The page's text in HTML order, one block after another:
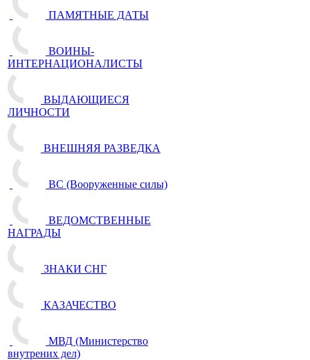
ПАМЯТНЫЕ ДАТЫ
ВОИНЫ-
ИНТЕРНАЦИОНАЛИСТЫ
ВЫДАЮЩИЕСЯ
ЛИЧНОСТИ
ВНЕШНЯЯ РАЗВЕДКА
ВС (Вооруженные силы)
ВЕДОМСТВЕННЫЕ
НАГРАДЫ
ЗНАКИ СНГ
КАЗАЧЕСТВО
МВД (Министерство
внутрених дел)